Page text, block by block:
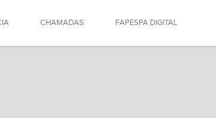
CHAMADAS FAPESPA DIGITAL